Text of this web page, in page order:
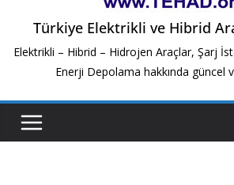
Türkiye Elektrikli ve Hibrid
Elektrikli – Hibrid – Hidrojen Araçlar, Şarj
Enerji Depolama hakkında güncel